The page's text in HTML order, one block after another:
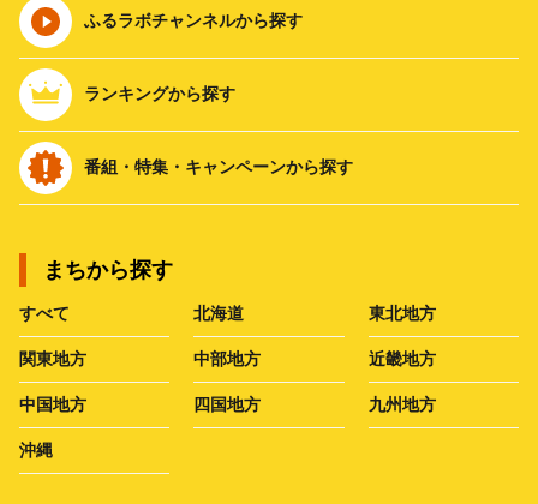
ふるラボチャンネルから探す
ランキングから探す
番組・特集・キャンペーンから探す
まちから探す
すべて 北海道 東北地方
関東地方 中部地方 近畿地方
中国地方 四国地方 九州地方
沖縄